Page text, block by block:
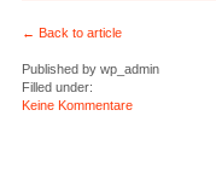
← Back to article
Published bywp_admin
Filled under:
Keine Kommentare